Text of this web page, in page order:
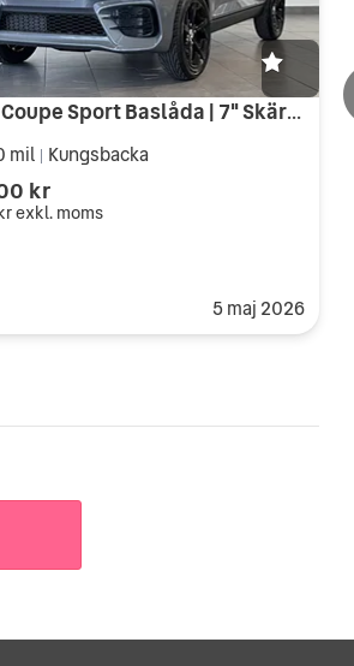
Aixam Coupe Sport Baslåda | 7" Skärm | ABS | Västra Bil Edition!
mil Kungsbacka
kr
exkl. moms
5 maj 2026